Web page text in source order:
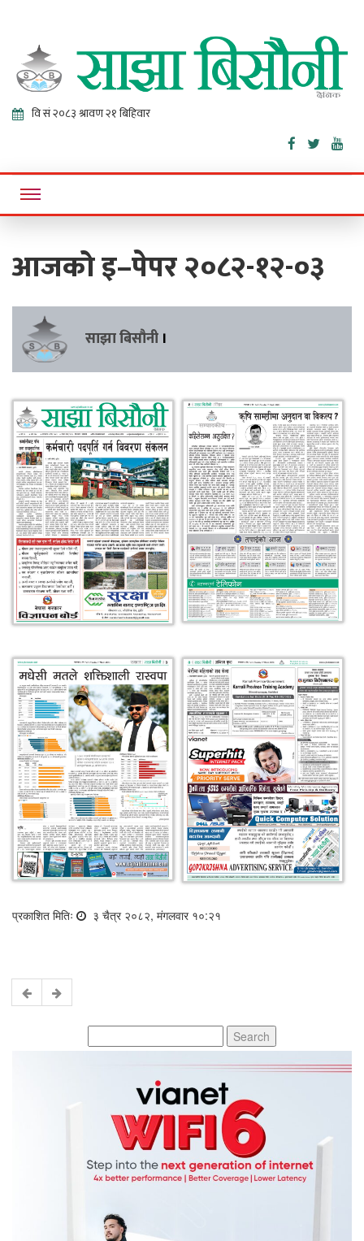
Sajha
Bisaunee
Online News Portal
आजको इ–पेपर २०८२-१२-०३
साझा बिसौनी ।
प्रकाशित मितिः ३ चैत्र २०८२, मंगलवार १०:२१
for: